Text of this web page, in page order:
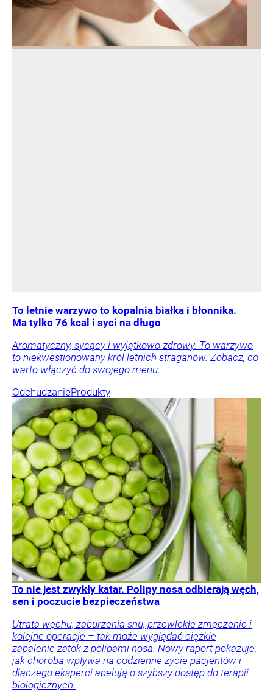
To letnie warzywo to kopalnia białka i błonnika.
Ma tylko 76 kcal i syci na długo
Aromatyczny, sycący i wyjątkowo zdrowy. To warzywo
to niekwestionowany król letnich straganów. Zobacz, co
warto włączyć do swojego menu.
OdchudzanieProdukty
To nie jest zwykły katar. Polipy nosa odbierają węch,
sen i poczucie bezpieczeństwa
Utrata węchu, zaburzenia snu, przewlekłe zmęczenie i
kolejne operacje – tak może wyglądać ciężkie
zapalenie zatok z polipami nosa. Nowy raport pokazuje,
jak choroba wpływa na codzienne życie pacjentów i
dlaczego eksperci apelują o szybszy dostęp do terapii
biologicznych.